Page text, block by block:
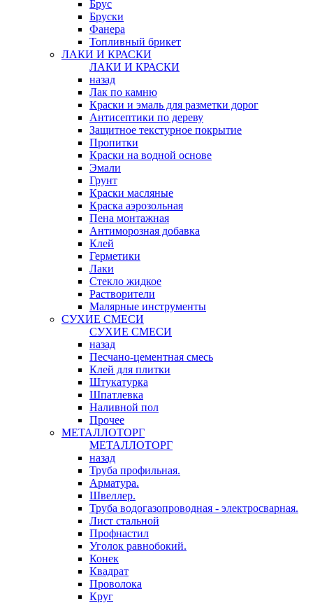
Брус
Бруски
Фанера
Топливный брикет
ЛАКИ И КРАСКИ
ЛАКИ И КРАСКИ
назад
Лак по камню
Краски и эмаль для разметки дорог
Антисептики по дереву
Защитное текстурное покрытие
Пропитки
Краски на водной основе
Эмали
Грунт
Краски масляные
Краска аэрозольная
Пена монтажная
Антиморозная добавка
Клей
Герметики
Лаки
Стекло жидкое
Растворители
Малярные инструменты
СУХИЕ СМЕСИ
СУХИЕ СМЕСИ
назад
Песчано-цементная смесь
Клей для плитки
Штукатурка
Шпатлевка
Наливной пол
Прочее
МЕТАЛЛОТОРГ
МЕТАЛЛОТОРГ
назад
Труба профильная.
Арматура.
Швеллер.
Труба водогазопроводная - электросварная.
Лист стальной
Профнастил
Уголок равнобокий.
Конек
Квадрат
Проволока
Круг